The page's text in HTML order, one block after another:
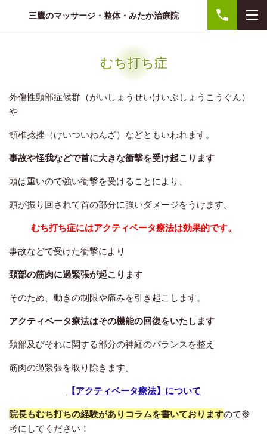
三鷹のマッサージ・整体・みたか治療院
むち打ち症
外傷性頸部症候群 （がいしょうせいけいぶしょうこうぐん）
や
頸椎捻挫 （けいついねんざ） などともいわれます。
事故や怪我などで首に大きな衝撃を受け起こります
頭は重いので強い衝撃を受けることにより、
頭が振り回されて首の部分に強いダメージをうけます。
むち打ち症にはアクティベータ療法は効果的です。
事故などで受けた衝撃により
頚部の筋肉に過緊張が起こり ます
そのため、動きの制限や痛みを引き起こします。
アクティベータ療法はその機能の回復をいたします
頚部及びそれに関する部分の神経のバランスを整え
筋肉の過緊張を取り除きます。
【アクティベータ療法】について
院長もむち打ちの経験がありコラムを書いておりますので参
考にしてください！